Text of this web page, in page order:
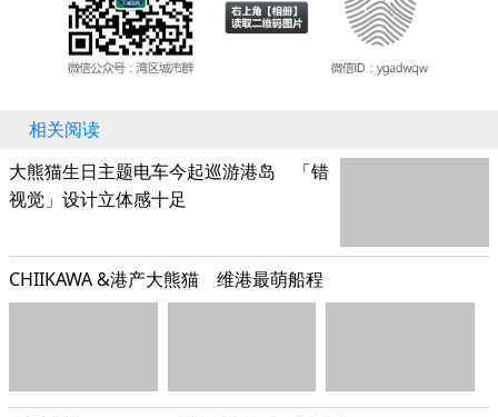
相关阅读
大熊猫生日主题电车今起巡游港岛 「错
视觉」设计立体感十足
CHIIKAWA &港产大熊猫 维港最萌船程